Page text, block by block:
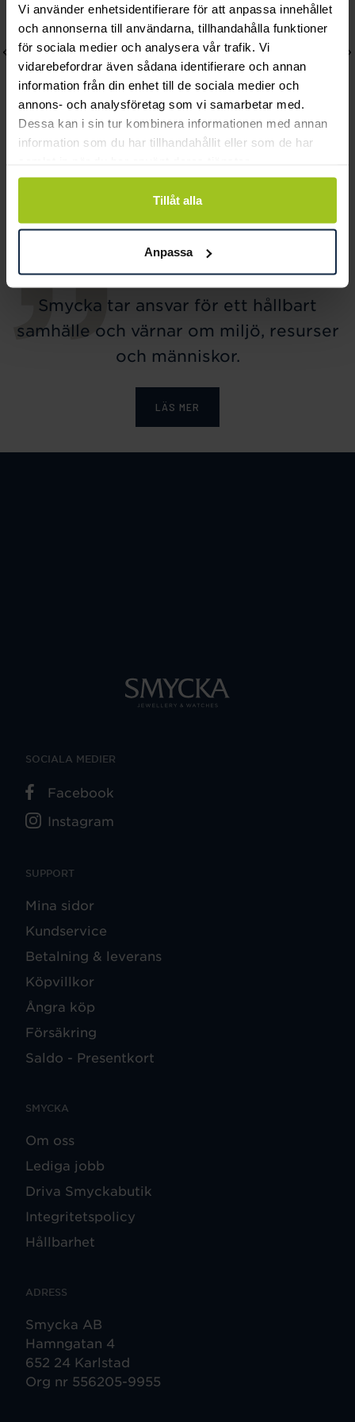
Vi använder enhetsidentifierare för att anpassa innehållet
och annonserna till användarna, tillhandahålla funktioner
för sociala medier och analysera vår trafik. Vi
vidarebefordrar även sådana identifierare och annan
information från din enhet till de sociala medier och
annons- och analysföretag som vi samarbetar med.
Dessa kan i sin tur kombinera informationen med annan
information som du har tillhandahållit eller som de har
Tillåt alla
Anpassa
Pendant Plain Curved
Pris:459 kr
459 kr
Curved
Pris:489 kr
489 kr
Smycka tar ansvar för ett hållbart
samhälle och värnar om miljö, resurser
och människor.
LÄS MER
SUPPORT
Mina sidor
Kundservice
Betalning & leverans
Köpvillkor
Ångra köp
Försäkring
Saldo - Presentkort
SMYCKA
Om oss
Lediga jobb
Driva Smyckabutik
Integritetspolicy
Hållbarhet
ADRESS
Smycka AB
Hamngatan 4
652 24 Karlstad
Org nr 556205-9955
SOCIALA MEDIER
Facebook
Instagram